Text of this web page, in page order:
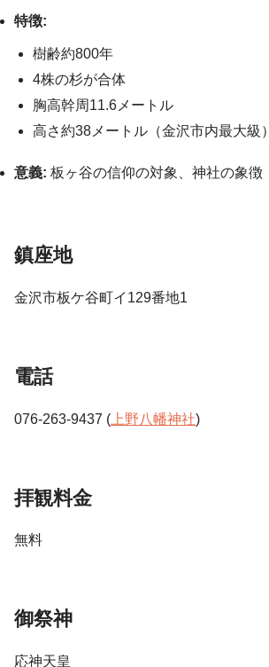
特徴:
樹齢約800年
4株の杉が合体
胸高幹周11.6メートル
高さ約38メートル（金沢市内最大級）
意義: 板ヶ谷の信仰の対象、神社の象徴
鎮座地
金沢市板ケ谷町イ129番地1
電話
076-263-9437 ( 上野八幡神社)
拝観料金
無料
御祭神
応神天皇